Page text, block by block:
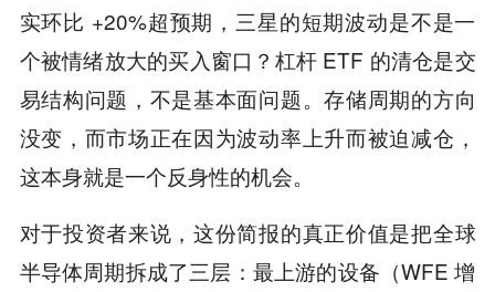
实环比 +20%超预期，三星的短期波动是不是一
个被情绪放大的买入窗口？杠杆 ETF 的清仓是交
易结构问题，不是基本面问题。存储周期的方向
没变，而市场正在因为波动率上升而被迫减仓，
这本身就是一个反身性的机会。
对于投资者来说，这份简报的真正价值是把全球
半导体周期拆成了三层：最上游的设备（WFE 增